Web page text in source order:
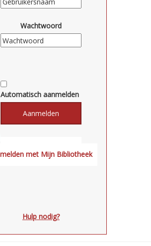
Wachtwoord
Automatisch aanmelden
Hulp nodig?